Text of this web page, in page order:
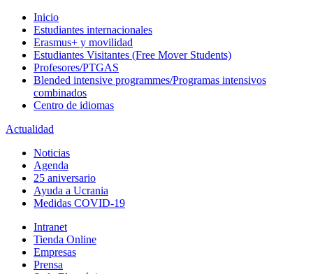
Inicio
Estudiantes internacionales
Erasmus+ y movilidad
Estudiantes Visitantes (Free Mover Students)
Profesores/PTGAS
Blended intensive programmes/Programas intensivos
combinados
Centro de idiomas
Actualidad
Noticias
Agenda
25 aniversario
Ayuda a Ucrania
Medidas COVID-19
Intranet
Tienda Online
Empresas
Prensa